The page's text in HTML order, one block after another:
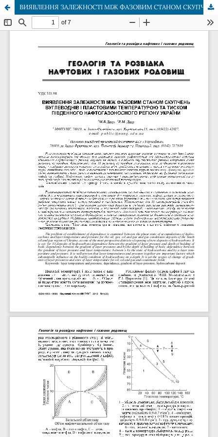
ВИЯВЛЕННЯ ЗАЛЕЖНОСТІ МІЖ ФАЗОВИМ СТАНОМ СКУПЧЕНЬ ВУГЛЕВОДНІВ І ПЛАСТОВИМИ ТЕМПЕРАТУРОЮ ТА ТИСКОМ ПІВДЕННОГО НАФТОГАЗОНОСНОГО РЕГІОНУ УКРАЇНИ